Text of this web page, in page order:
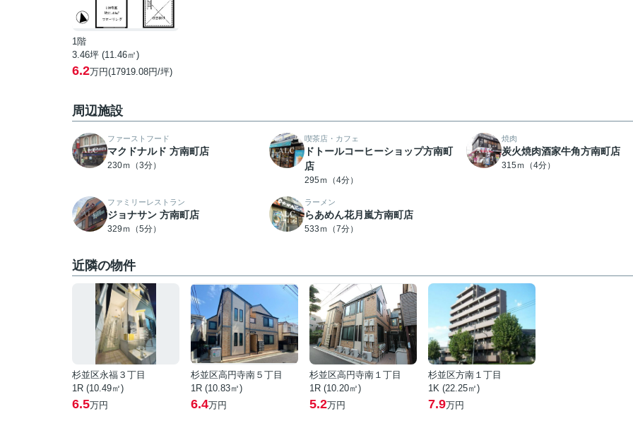
1階
3.46坪 (11.46㎡)
6.2万円(17919.08円/坪)
周辺施設
ファーストフード
マクドナルド 方南町店
230ｍ（3分）
喫茶店・カフェ
ドトールコーヒーショップ方南町
店
295ｍ（4分）
焼肉
炭火焼肉酒家牛角方南町店
315ｍ（4分）
ファミリーレストラン
ジョナサン 方南町店
329ｍ（5分）
ラーメン
らあめん花月嵐方南町店
533ｍ（7分）
近隣の物件
杉並区永福３丁目
1R (10.49㎡)
6.5万円
杉並区高円寺南５丁目
1R (10.83㎡)
6.4万円
杉並区高円寺南１丁目
1R (10.20㎡)
5.2万円
杉並区方南１丁目
1K (22.25㎡)
7.9万円